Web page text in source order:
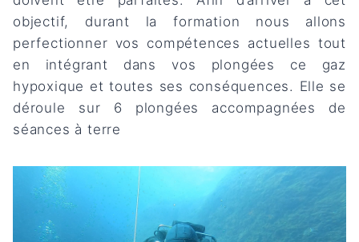
objectif, durant la formation nous allons
perfectionner vos compétences actuelles tout
en intégrant dans vos plongées ce gaz
hypoxique et toutes ses conséquences. Elle se
déroule sur 6 plongées accompagnées de
séances à terre